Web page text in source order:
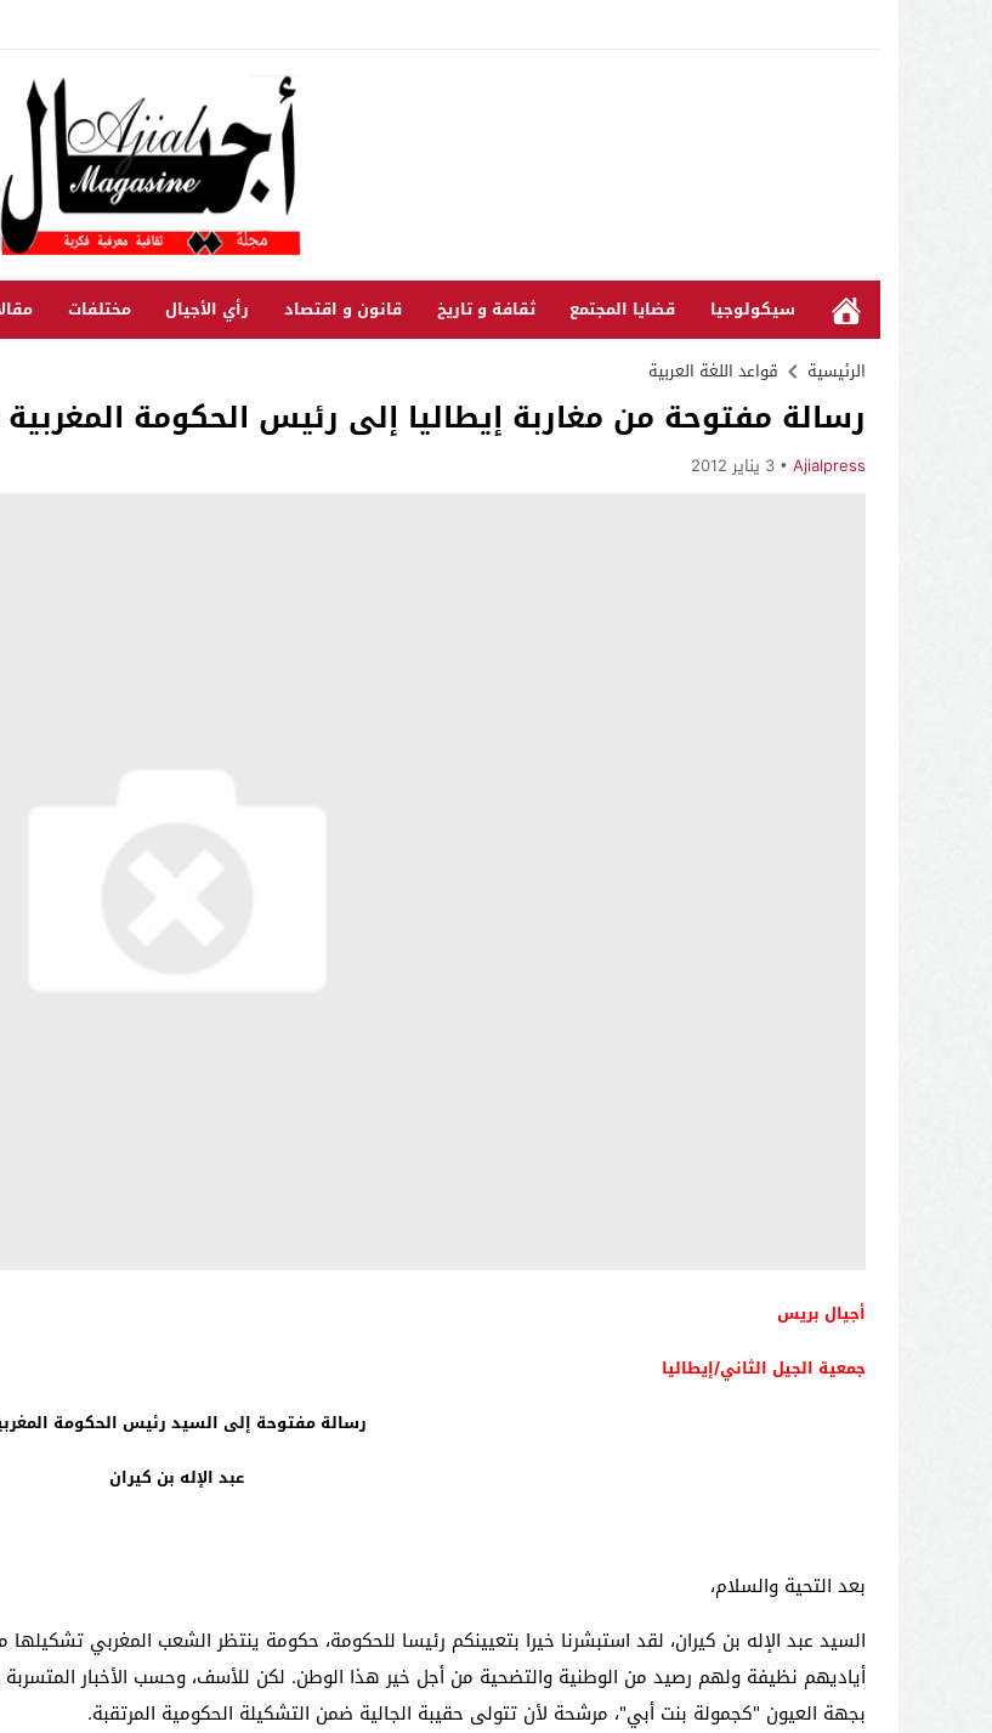
سيكولوجيا قضايا المجتمع ثقافة و تاريخ قانون و اقتصاد رأي الأجيال مختلفات
الرئيسية قواعد اللغة العربية
رسالة مفتوحة من مغاربة إيطاليا إلى رئيس الحكومة المغربية
Ajialpress 3 يناير 2012
أجيال بريس
جمعية الجيل الثاني/إيطاليا
رسالة مفتوحة إلى السيد رئيس الحكومة
عبد الإله بن كيران
بعد التحية والسلام،
السيد عبد الإله بن كيران، لقد استبشرنا خيرا بتعيينكم رئيسا للحكومة، حكومة ينتظر الشعب المغربي
أياديهم نظيفة ولهم رصيد من الوطنية والتضحية من أجل خير هذا الوطن. لكن للأسف، وحسب الأخبار
بجهة العيون "كجمولة بنت أبي"، مرشحة لأن تتولى حقيبة الجالية ضمن التشكيلة الحكومية المرتقبة.